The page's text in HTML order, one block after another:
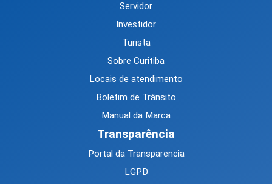
Servidor
Investidor
Turista
Sobre Curitiba
Locais de atendimento
Boletim de Trânsito
Manual da Marca
Transparência
Portal da Transparencia
LGPD